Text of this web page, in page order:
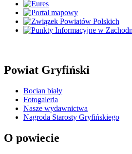
Powiat Gryfiński
Bocian biały
Fotogaleria
Nasze wydawnictwa
Nagroda Starosty Gryfińskiego
O powiecie